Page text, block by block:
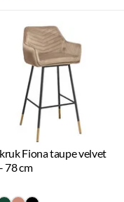
Fiona taupe velvet
78 cm